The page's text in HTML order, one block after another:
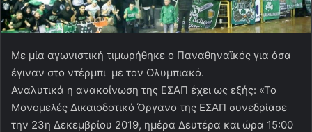
Με μία αγωνιστική τιμωρήθηκε ο Παναθηναϊκός για όσα
έγιναν στο ντέρμπι με τον Ολυμπιακό.
Αναλυτικά η ανακοίνωση της ΕΣΑΠ έχει ως εξής: «Το
Μονομελές Δικαιοδοτικό Όργανο της ΕΣΑΠ συνεδρίασε
την 23η Δεκεμβρίου 2019, ημέρα Δευτέρα και ώρα 15:00